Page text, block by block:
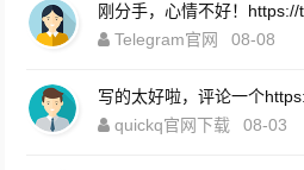
刚分手，心情不好！
Telegram官网
08-08
写的太好啦，评论一个
quickq官网下载
08-03